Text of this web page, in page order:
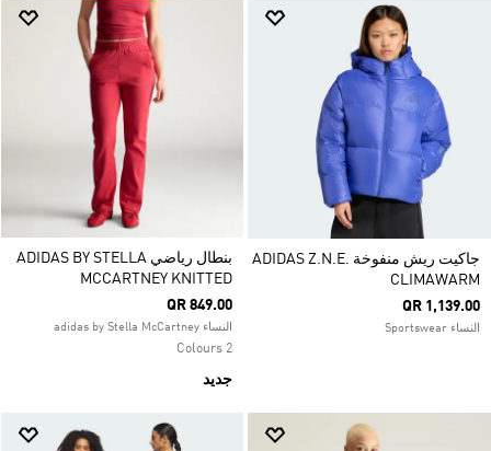
جاكيت ريش منفوخة ADIDAS Z.N.E.
CLIMAWARM
QR 1,139.00
النساء Sportswear
بنطال رياضي ADIDAS BY STELLA
MCCARTNEY KNITTED
QR 849.00
النساء adidas by Stella McCartney
2 Colours
جديد